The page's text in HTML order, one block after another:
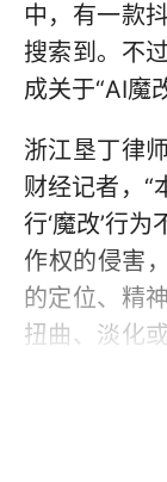
中，有一款
搜索到。不
成关于“AI魔
浙江垦丁律
财经记者，“
行‘魔改’行
作权的侵害
的定位、精
扭曲、淡化
著作权保护
护，例如《